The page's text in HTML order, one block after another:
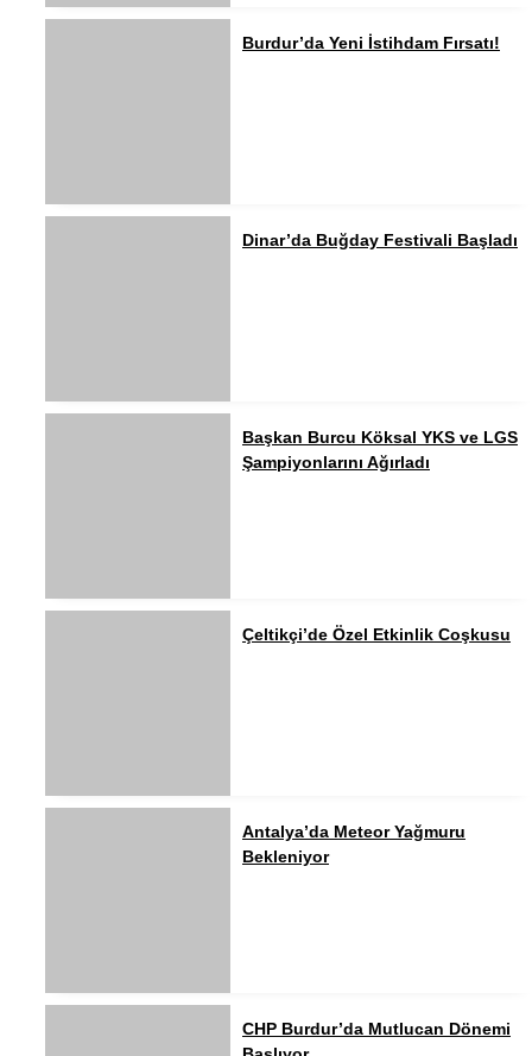
Burdur’da Yeni İstihdam Fırsatı!
Dinar’da Buğday Festivali Başladı
Başkan Burcu Köksal YKS ve LGS
Şampiyonlarını Ağırladı
Çeltikçi’de Özel Etkinlik Coşkusu
Antalya’da Meteor Yağmuru
Bekleniyor
CHP Burdur’da Mutlucan Dönemi